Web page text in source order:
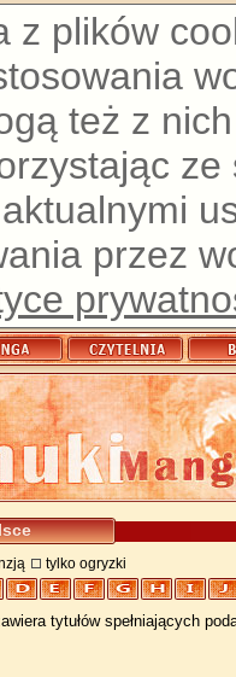
z plików
też z
przez
tylko ogryzki
tytułów spełniających